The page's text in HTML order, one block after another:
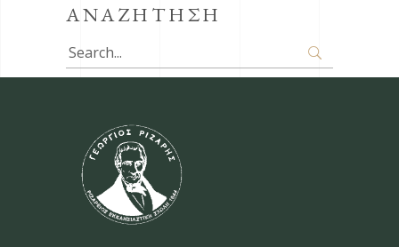
ΑΝΑΖΗΤΗΣΗ
Search
for: